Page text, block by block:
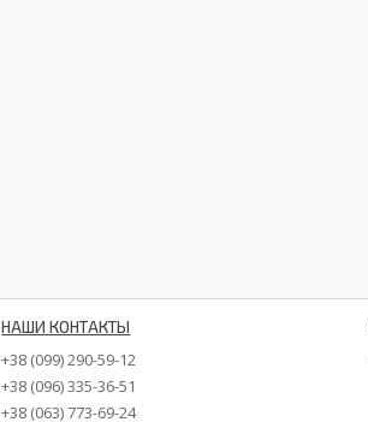
НАШИ КОНТАКТЫ
+38 (099) 290-59-12
+38 (096) 335-36-51
+38 (063) 773-69-24